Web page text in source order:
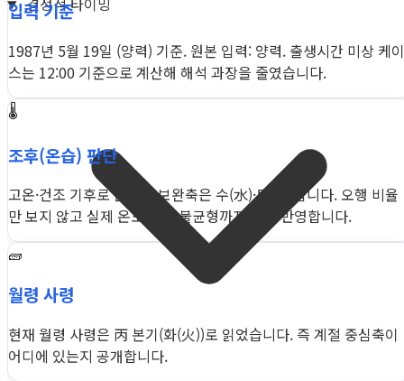
입력 기준
1987년 5월 19일 (양력) 기준. 원본 입력: 양력. 출생시간 미상 케이
스는 12:00 기준으로 계산해 해석 과장을 줄였습니다.
🌡️
조후(온습) 판단
고온·건조 기후로 읽히며 보완축은 수(水)·토(土)입니다. 오행 비율
만 보지 않고 실제 온도·습도 불균형까지 함께 반영합니다.
🧱
월령 사령
현재 월령 사령은 丙 본기(화(火))로 읽었습니다. 즉 계절 중심축이
어디에 있는지 공개합니다.